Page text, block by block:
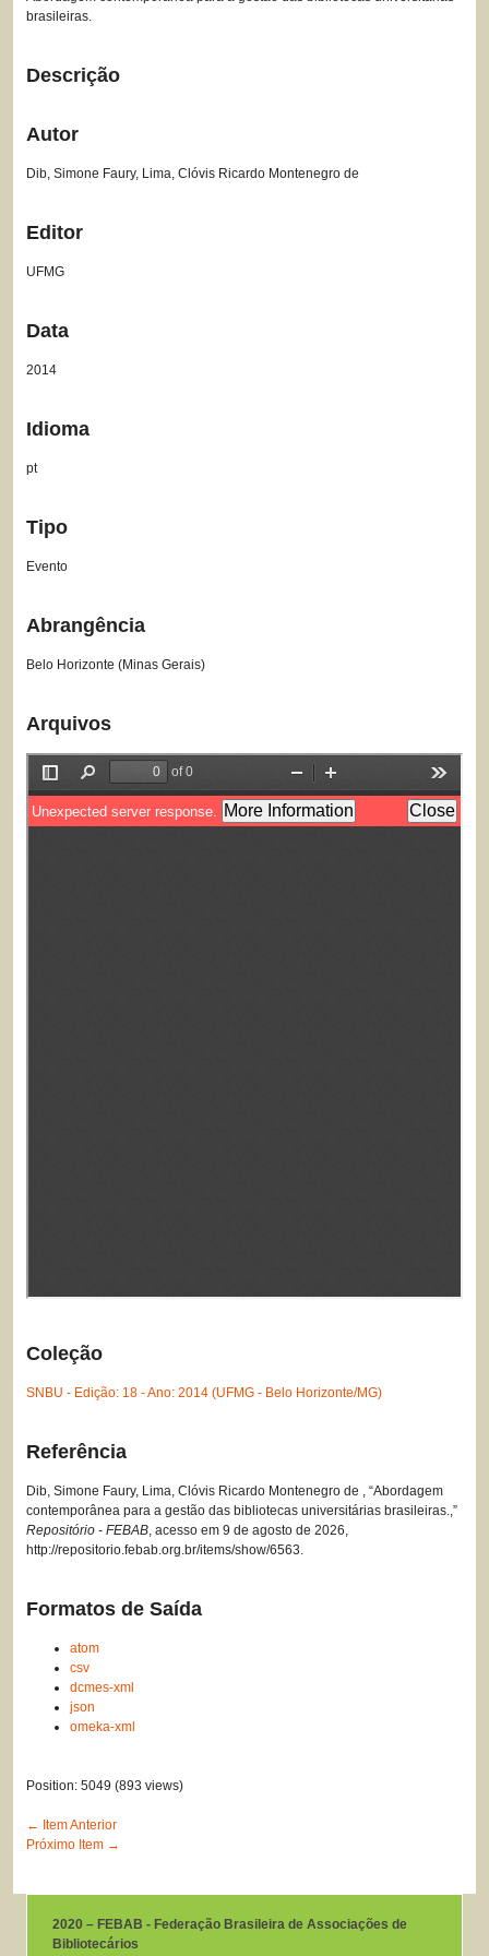
brasileiras.
Descrição
Autor
Dib, Simone Faury, Lima, Clóvis Ricardo Montenegro de
Editor
UFMG
Data
2014
Idioma
pt
Tipo
Evento
Abrangência
Belo Horizonte (Minas Gerais)
Arquivos
Coleção
SNBU - Edição: 18 - Ano: 2014 (UFMG - Belo Horizonte/MG)
Referência
Dib, Simone Faury, Lima, Clóvis Ricardo Montenegro de , “Abordagem
contemporânea para a gestão das bibliotecas universitárias brasileiras.,”
Repositório - FEBAB, acesso em 9 de agosto de 2026,
http://repositorio.febab.org.br/items/show/6563.
Formatos de Saída
atom
csv
dcmes-xml
json
omeka-xml
Position: 5049 (893 views)
← Item Anterior
Próximo Item →
2020 – FEBAB - Federação Brasileira de Associações de
Bibliotecários